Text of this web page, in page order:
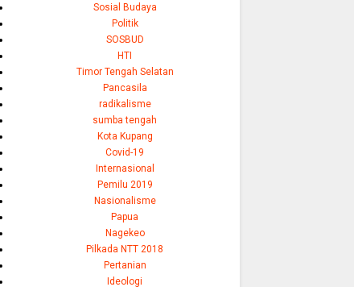
Sosial Budaya
Politik
SOSBUD
HTI
Timor Tengah Selatan
Pancasila
radikalisme
sumba tengah
Kota Kupang
Covid-19
Internasional
Pemilu 2019
Nasionalisme
Papua
Nagekeo
Pilkada NTT 2018
Pertanian
Ideologi